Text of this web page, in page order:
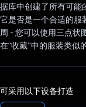
据库中创建了所有可能
它是否是一个合适的服
周 - 您可以使用三点状
在“收藏”中的服装类似
可采用以下设备打造